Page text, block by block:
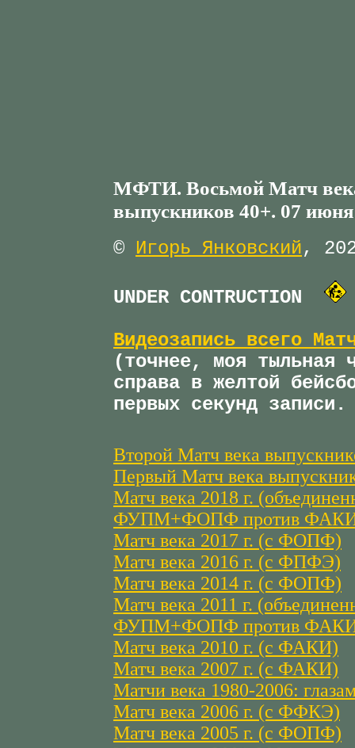
МФТИ. Восьмой Матч
выпускников 40+. 07 июня
© Игорь Янковский,
UNDER CONTRUCTION
Видеозапись всего
(точнее, моя тыльная
справа в желтой
первых секунд записи.
Второй Матч века
Первый Матч века
Матч века 2018 г.
ФУПМ+ФОПФ против
Матч века 2017 г. (с ФОПФ)
Матч века 2016 г. (с ФПФЭ)
Матч века 2014 г. (с ФОПФ)
Матч века 2011 г.
ФУПМ+ФОПФ против
Матч века 2010 г. (с ФАКИ)
Матч века 2007 г. (с ФАКИ)
Матчи века 1980-2006:
Матч века 2006 г. (с ФФКЭ)
Матч века 2005 г. (с ФОПФ)